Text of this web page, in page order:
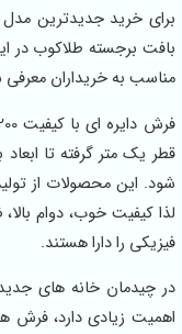
برای خرید جدیدترین
بافت برجسته طلاکوب
مناسب به خریداران
شود. این محصولات از
فیزیکی را دارا هستند.
در چیدمان خانه های
اهمیت زیادی دارد،